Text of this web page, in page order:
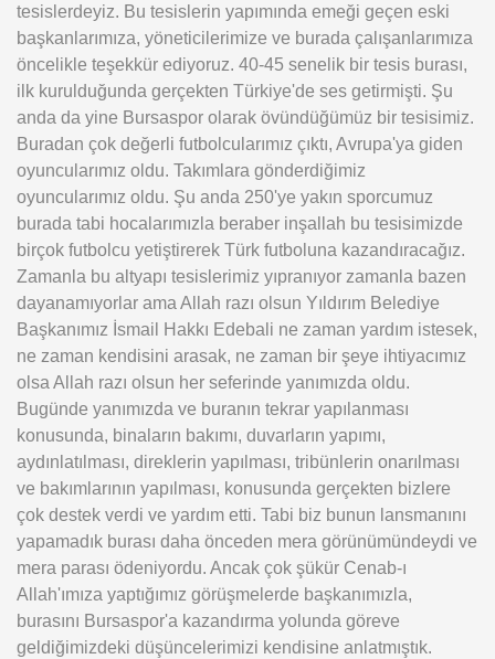
tesislerdeyiz. Bu tesislerin yapımında emeği geçen eski
başkanlarımıza, yöneticilerimize ve burada çalışanlarımıza
öncelikle teşekkür ediyoruz. 40-45 senelik bir tesis burası,
ilk kurulduğunda gerçekten Türkiye'de ses getirmişti. Şu
anda da yine Bursaspor olarak övündüğümüz bir tesisimiz.
Buradan çok değerli futbolcularımız çıktı, Avrupa'ya giden
oyuncularımız oldu. Takımlara gönderdiğimiz
oyuncularımız oldu. Şu anda 250'ye yakın sporcumuz
burada tabi hocalarımızla beraber inşallah bu tesisimizde
birçok futbolcu yetiştirerek Türk futboluna kazandıracağız.
Zamanla bu altyapı tesislerimiz yıpranıyor zamanla bazen
dayanamıyorlar ama Allah razı olsun Yıldırım Belediye
Başkanımız İsmail Hakkı Edebali ne zaman yardım istesek,
ne zaman kendisini arasak, ne zaman bir şeye ihtiyacımız
olsa Allah razı olsun her seferinde yanımızda oldu.
Bugünde yanımızda ve buranın tekrar yapılanması
konusunda, binaların bakımı, duvarların yapımı,
aydınlatılması, direklerin yapılması, tribünlerin onarılması
ve bakımlarının yapılması, konusunda gerçekten bizlere
çok destek verdi ve yardım etti. Tabi biz bunun lansmanını
yapamadık burası daha önceden mera görünümündeydi ve
mera parası ödeniyordu. Ancak çok şükür Cenab-ı
Allah'ımıza yaptığımız görüşmelerde başkanımızla,
burasını Bursaspor'a kazandırma yolunda göreve
geldiğimizdeki düşüncelerimizi kendisine anlatmıştık.